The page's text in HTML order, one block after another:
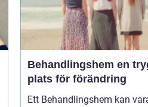
Behandlingshem en trygg
plats för förändring
Ett Behandlingshem kan